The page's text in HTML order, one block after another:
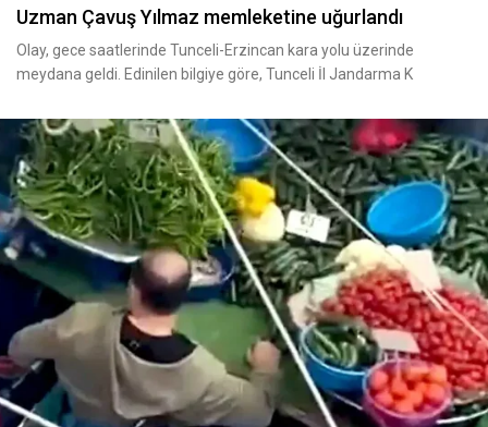
Uzman Çavuş Yılmaz memleketine uğurlandı
Olay, gece saatlerinde Tunceli-Erzincan kara yolu üzerinde
meydana geldi. Edinilen bilgiye göre, Tunceli İl Jandarma K